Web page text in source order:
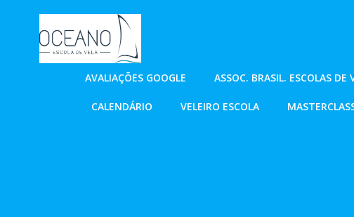
AVALIAÇÕES GOOGLE ASSOC. BRASIL. ESCOLAS DE
CALENDÁRIO VELEIRO ESCOLA